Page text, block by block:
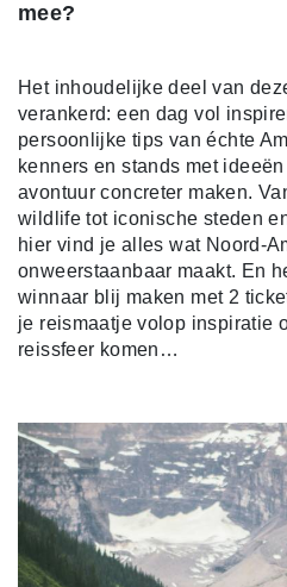
mee?
Het inhoudelijke deel van
verankerd: een dag vol
persoonlijke tips van échte
kenners en stands met
avontuur concreter maken.
wildlife tot iconische steden
hier vind je alles wat Noord-
onweerstaanbaar maakt. En
winnaar blij maken met 2
je reismaatje volop inspiratie
reissfeer komen…